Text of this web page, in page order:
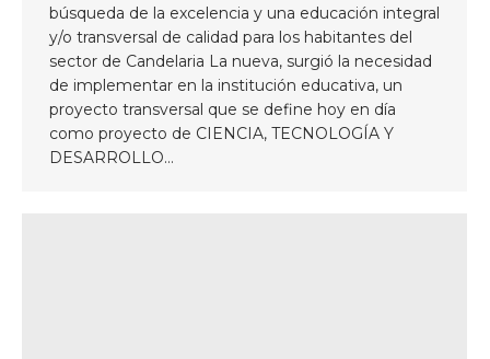
búsqueda de la excelencia y una educación integral
y/o transversal de calidad para los habitantes del
sector de Candelaria La nueva, surgió la necesidad
de implementar en la institución educativa, un
proyecto transversal que se define hoy en día
como proyecto de CIENCIA, TECNOLOGÍA Y
DESARROLLO…